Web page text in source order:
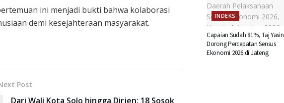
ini menjadi bukti bahwa kolaborasi
demi kesejahteraan masyarakat.
Post
Dari Wali Kota Solo hingga Dirjen: 18 Sosok
INDEKS
Capaian Sudah 81%, Taj Yasin
Dorong Percepatan Sensus
Ekonomi 2026 di Jateng